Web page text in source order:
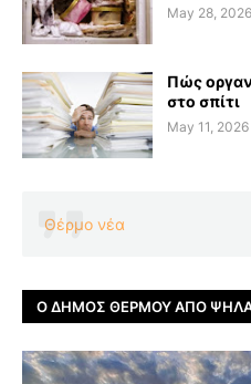
May 28, 2026
Πώς
στο σπίτι
May 11, 2026
Θέρμο νέα
Ο ΔΉΜΟΣ ΘΈΡΜΟΥ ΑΠΌ